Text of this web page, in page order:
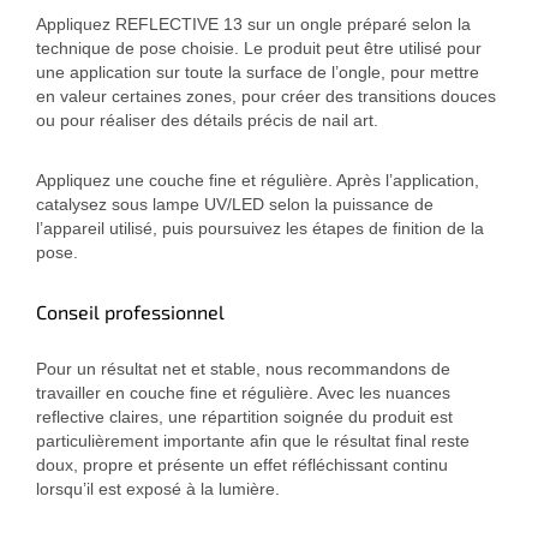
Appliquez REFLECTIVE 13 sur un ongle préparé selon la
technique de pose choisie. Le produit peut être utilisé pour
une application sur toute la surface de l’ongle, pour mettre
en valeur certaines zones, pour créer des transitions douces
ou pour réaliser des détails précis de nail art.
Appliquez une couche fine et régulière. Après l’application,
catalysez sous lampe UV/LED selon la puissance de
l’appareil utilisé, puis poursuivez les étapes de finition de la
pose.
Conseil professionnel
Pour un résultat net et stable, nous recommandons de
travailler en couche fine et régulière. Avec les nuances
reflective claires, une répartition soignée du produit est
particulièrement importante afin que le résultat final reste
doux, propre et présente un effet réfléchissant continu
lorsqu’il est exposé à la lumière.